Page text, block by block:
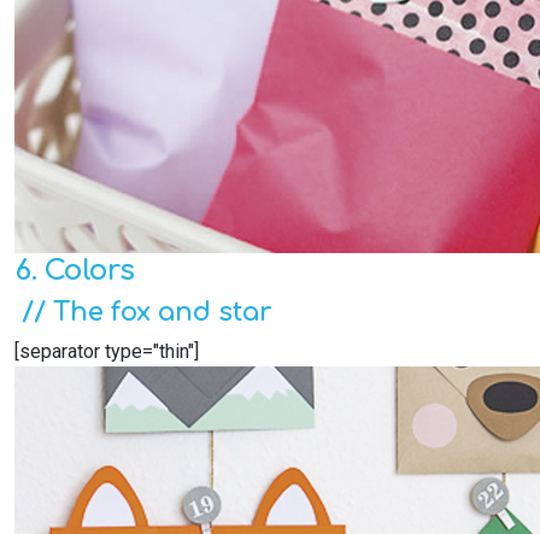
6. Colors
// The fox and star
[separator type="thin"]